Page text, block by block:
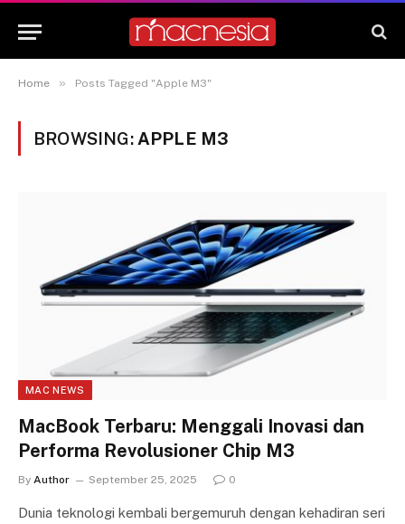
Home » Posts Tagged "Apple M3"
BROWSING: APPLE M3
MAC NEWS
MacBook Terbaru: Menggali Inovasi dan
Performa Revolusioner Chip M3
By Author September 25, 2025 0
Dunia teknologi kembali bergemuruh dengan kehadiran seri